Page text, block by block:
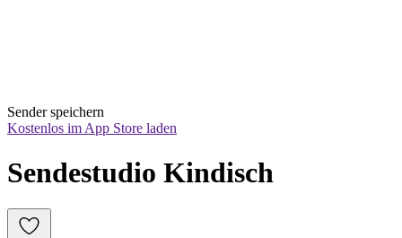
Sender speichern
Kostenlos im App Store laden
Sendestudio Kindisch